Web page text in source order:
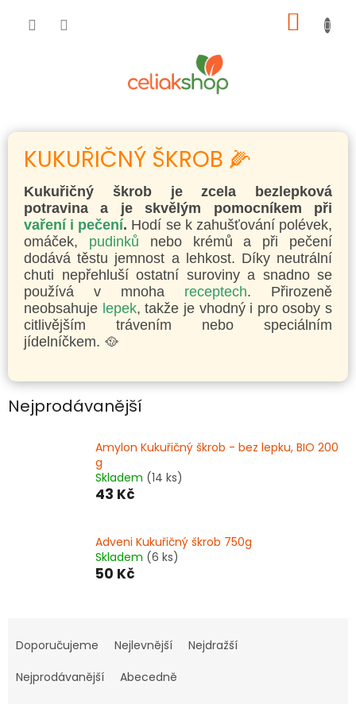
KOŠÍK
KUKUŘIČNÝ ŠKROB 🌽
Kukuřičný škrob je zcela bezlepková
potravina a je skvělým pomocníkem při
vaření i pečení. Hodí se k zahušťování polévek,
omáček, pudinků nebo krémů a při pečení
dodává těstu jemnost a lehkost. Díky neutrální
chuti nepřehluší ostatní suroviny a snadno se
používá v mnoha receptech. Přirozeně
neobsahuje lepek, takže je vhodný i pro osoby s
citlivějším trávením nebo speciálním
jídelníčkem. 🥘
Nejprodávanější
Amylon Kukuřičný škrob - bez lepku, BIO 200
g
Skladem (14 ks)
43 Kč
Adveni Kukuřičný škrob 750g
Skladem (6 ks)
50 Kč
a
e
Doporučujeme Nejlevnější
Nejdražší
Nejprodávanější
Abecedně